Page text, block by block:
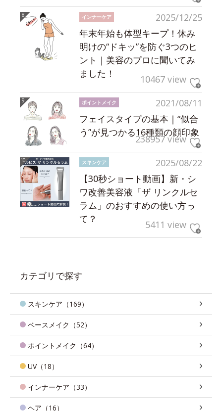
2025/12/25
インナーケア
年末年始も体型キープ！休み
明けの“ドキッ”を防ぐ3つのヒ
ント｜美容のプロに聞いてみ
ました！
10467 view
2021/08/11
ポイントメイク
フェイスタイプの基本｜“似合
う”が見つかる16種類の顔印象
238957 view
2025/08/22
スキンケア
【30秒ショート動画】新・シ
ワ改善美容液「ザ リンクルセ
ラム」のおすすめの使い方っ
て？
5411 view
カテゴリで探す
スキンケア（169）
ベースメイク（52）
ポイントメイク（64）
UV（18）
インナーケア（33）
ヘア（16）